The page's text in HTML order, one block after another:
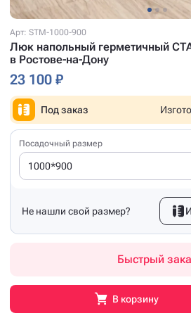
Арт: STM-1000-900
Люк напольный герметичный
в Ростове-на-Дону
23 100 ₽
Под заказ
Посадочный размер
1000*900
Не нашли свой размер?
Быстрый
В корзину